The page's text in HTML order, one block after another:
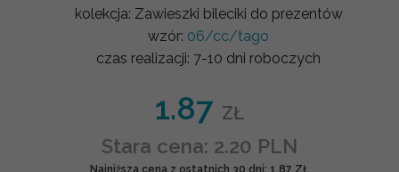
kolekcja: Zawieszki bileciki do prezentów
wzór: 06/cc/tago
czas realizacji: 7-10 dni roboczych
1.87 ZŁ
Stara cena: 2.20 PLN
Najniższa cena z ostatnich 30 dni: 1.87 ZŁ